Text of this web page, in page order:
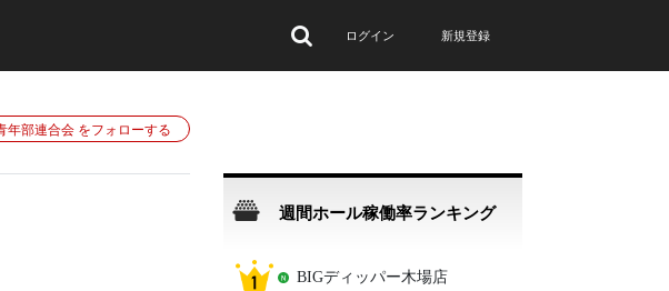
ログイン 新規登録
年部連合会 をフォローする
週間ホール稼働率ランキング
BIGディッパー木場店